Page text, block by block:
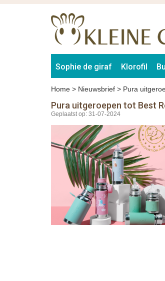
Sophie de giraf Klorofil
Home > Nieuwsbrief > Pura
Pura uitgeroepen tot Best
Geplaatst op: 31-07-2024